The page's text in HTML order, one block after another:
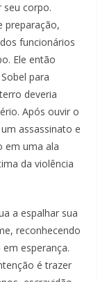
seu corpo.
preparação,
funcionários
Ele então
para
deveria
Após ouvir o
assassinato e
em uma ala
da violência
a espalhar sua
reconhecendo
esperança.
é trazer